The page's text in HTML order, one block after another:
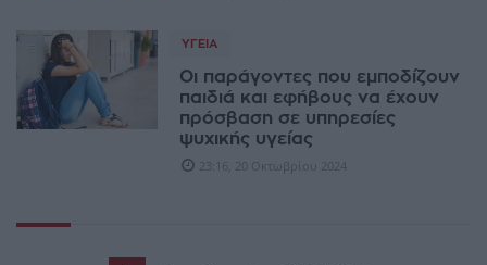
ΥΓΕΊΑ
Οι παράγοντες που εμποδίζουν
παιδιά και εφήβους να έχουν
πρόσβαση σε υπηρεσίες
ψυχικής υγείας
23:16, 20 Οκτωβρίου 2024